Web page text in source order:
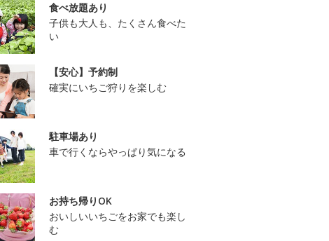
食べ放題あり
子供も大人も、たくさん食べた
い
【安心】予約制
確実にいちご狩りを楽しむ
駐車場あり
車で行くならやっぱり気になる
お持ち帰りOK
おいしいいちごをお家でも楽し
む